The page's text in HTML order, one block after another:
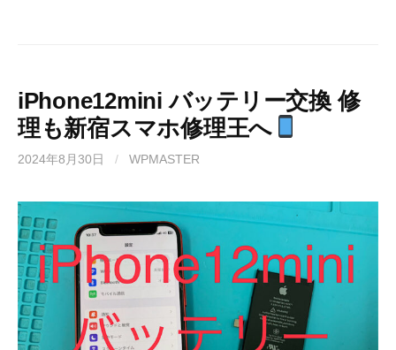
iPhone12mini バッテリー交換 修
理も新宿スマホ修理王へ
2024年8月30日 / WPMASTER